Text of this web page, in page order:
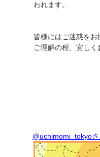
われます。
皆様にはご迷惑をお
ご理解の程、宜しく
うちモミ
@uchimomi_tokyo